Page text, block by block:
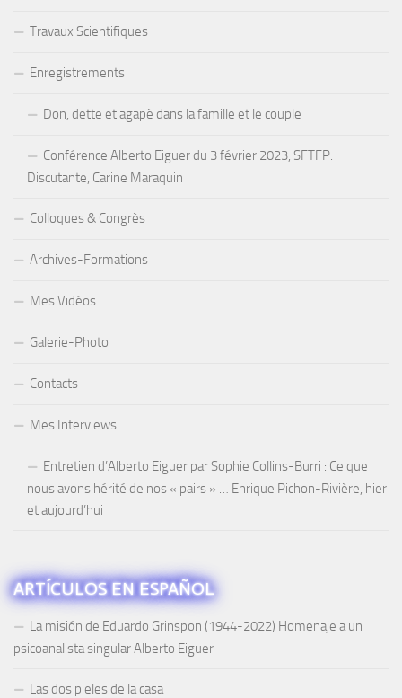
Travaux Scientifiques
Enregistrements
Don, dette et agapè dans la famille et le couple
Conférence Alberto Eiguer du 3 février 2023, SFTFP.
Discutante, Carine Maraquin
Colloques & Congrès
Archives-Formations
Mes Vidéos
Galerie-Photo
Contacts
Mes Interviews
Entretien d’Alberto Eiguer par Sophie Collins-Burri : Ce que
nous avons hérité de nos « pairs » … Enrique Pichon-Rivière, hier
et aujourd’hui
ARTÍCULOS EN ESPAÑOL
La misión de Eduardo Grinspon (1944-2022) Homenaje a un
psicoanalista singular Alberto Eiguer
Las dos pieles de la casa